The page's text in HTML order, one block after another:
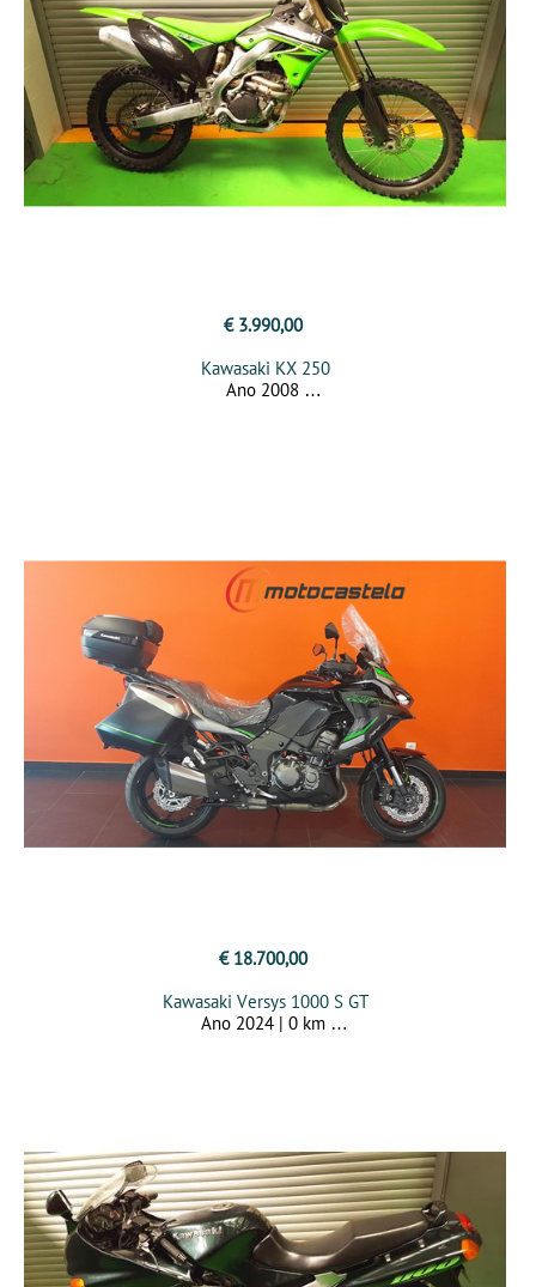
€ 3.990,00
Kawasaki KX 250
Ano 2008
€ 18.700,00
Kawasaki Versys 1000 S GT
Ano 2024 | 0 km